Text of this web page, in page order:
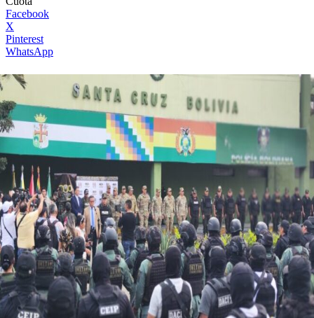
Facebook
X
Pinterest
WhatsApp